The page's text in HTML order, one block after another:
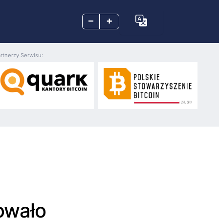
– +
Serwisu: